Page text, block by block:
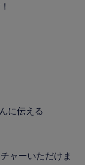
に伝える
ャーいただけま